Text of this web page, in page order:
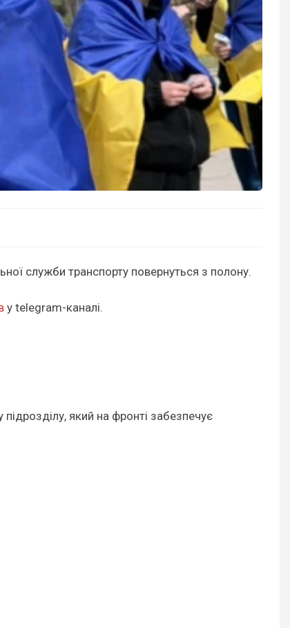
служби транспорту повернуться з полону.
у telegram-каналі.
який на фронті забезпечує